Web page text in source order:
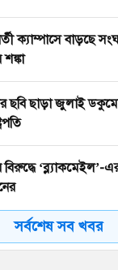
ক্যাম্পাসে বাড়ছে
শঙ্কা
ছাড়া জুলাই
বিরুদ্ধে
ছাত্রদল-শিবির
সর্বশেষ সব খবর